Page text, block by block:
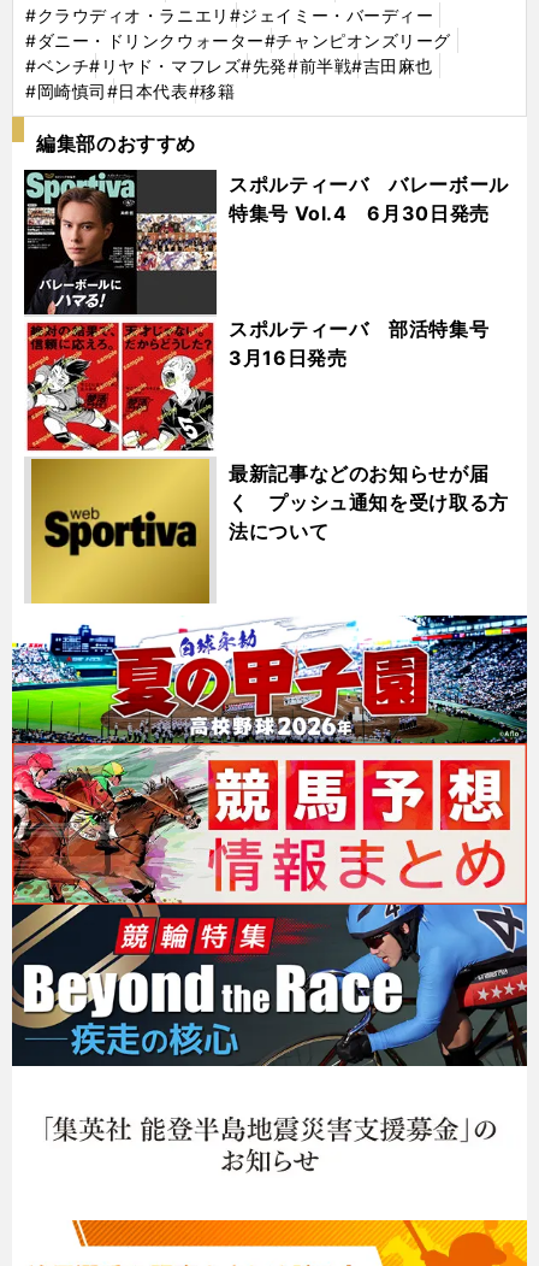
#クラウディオ・ラニエリ #ジェイミー・バーディー
#ダニー・ドリンクウォーター#チャンピオンズリーグ
#ベンチ#リヤド・マフレズ#先発#前半戦#吉田麻也
#岡崎慎司#日本代表#移籍
編集部のおすすめ
スポルティーバ バレーボール
特集号 Vol.4 6月30日発売
スポルティーバ 部活特集号
3月16日発売
最新記事などのお知らせが届
く プッシュ通知を受け取る方
法について